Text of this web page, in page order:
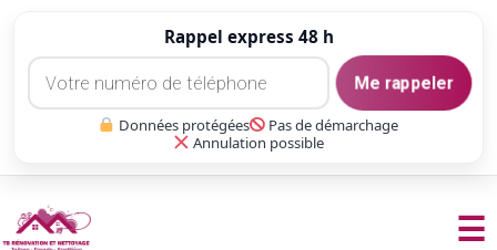
Rappel express 48 h
Me rappeler
Données protégées
Pas de démarchage
Annulation possible
☰